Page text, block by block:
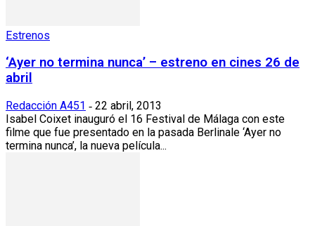
Estrenos
‘Ayer no termina nunca’ – estreno en cines 26 de
abril
Redacción A451 - 22 abril, 2013
Isabel Coixet inauguró el 16 Festival de Málaga con este
filme que fue presentado en la pasada Berlinale ‘Ayer no
termina nunca’, la nueva película...